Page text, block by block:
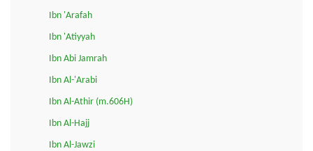
Ibn 'Arafah
Ibn 'Atiyyah
Ibn Abi Jamrah
Ibn Al-'Arabi
Ibn Al-Athir (m.606H)
Ibn Al-Hajj
Ibn Al-Jawzi